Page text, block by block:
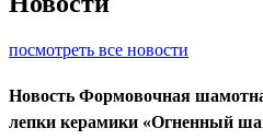
посмотреть все новости
Новость Формовочная
лепки керамики «Огненный